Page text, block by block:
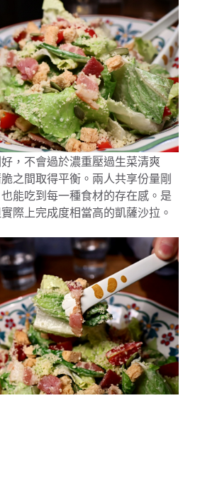
，不會過於濃重壓過生菜清爽
之間取得平衡。兩人共享份量剛
能吃到每一種食材的存在感。是
際上完成度相當高的凱薩沙拉。